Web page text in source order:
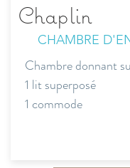
Chaplin
CHAMBRE
Chambre donnant
1 lit superposé
1 commode